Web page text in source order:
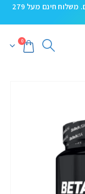
5% הנחה קופון TAKE5 בקניית 2 מוצרים. משלוח חינם מעל 279
0